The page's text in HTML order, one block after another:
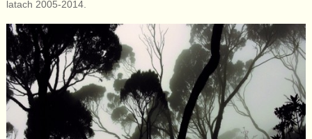
latach 2005-2014.